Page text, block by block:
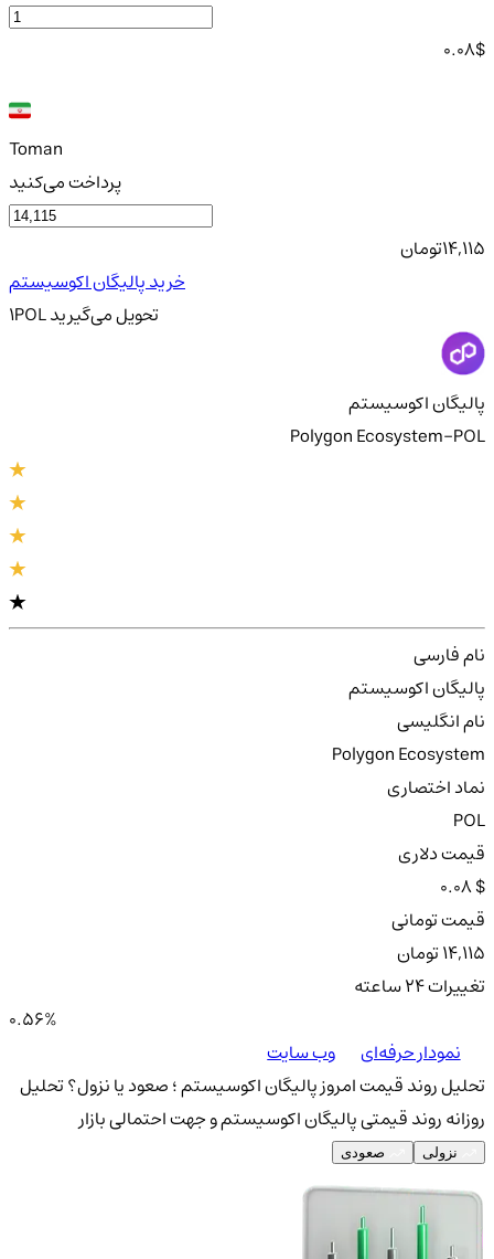
0.08$
Toman
پرداخت می‌کنید
14,115تومان
خرید پالیگان اکوسیستم
1POL تحویلمی‌گیرید
پالیگان اکوسیستم
Polygon Ecosystem-POL
نام فارسی
پالیگان اکوسیستم
نام انگلیسی
Polygon Ecosystem
نماد اختصاری
POL
قیمت دلاری
0.08 $
قیمت تومانی
14,115 تومان
تغییرات ۲۴ ساعته
0.56%
نمودار حرفه‌ای
وب سایت
تحلیل روند قیمت امروز پالیگان اکوسیستم ؛ صعود یا نزول؟تحلیل
روزانه روند قیمتی پالیگان اکوسیستم و جهت احتمالی بازار
نزولی صعودی